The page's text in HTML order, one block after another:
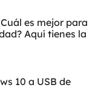
es mejor para
Aquí tienes la
10 a USB de